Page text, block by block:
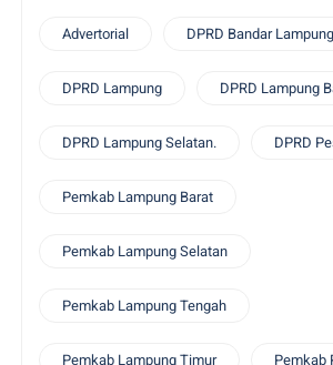
Advertorial DPRD Bandar Lampung
DPRD Lampung DPRD Lampung
DPRD Lampung Selatan. DPRD
Pemkab Lampung Barat
Pemkab Lampung Selatan
Pemkab Lampung Tengah
Pemkab Lampung Timur Pemkab